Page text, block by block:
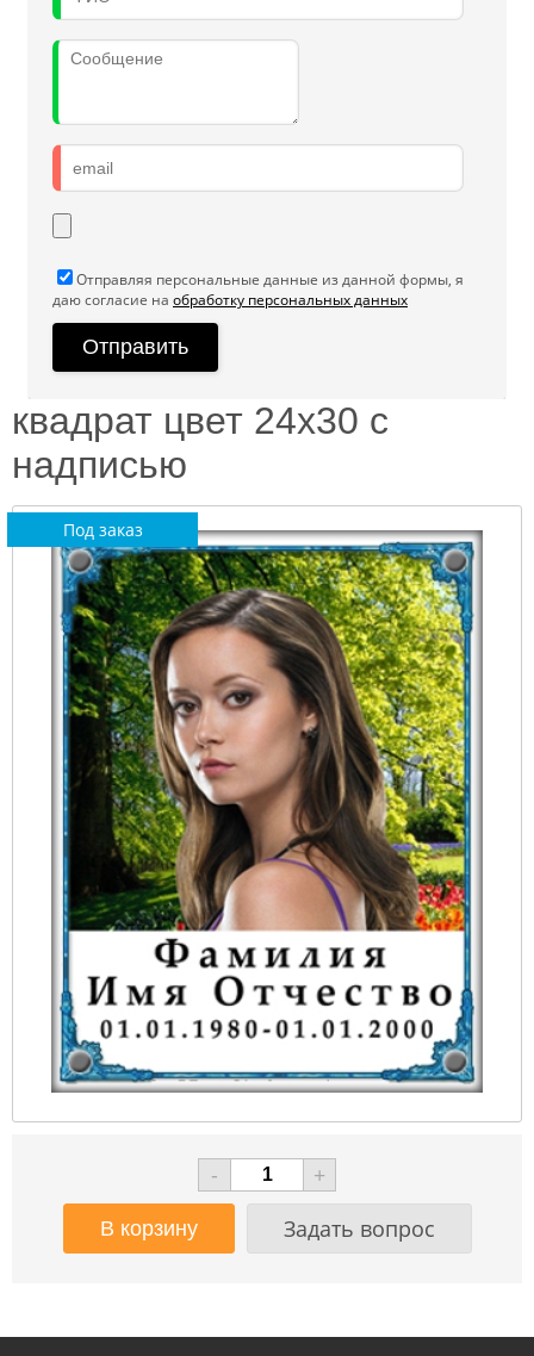
Отправляя персональные данные из данной формы, я
даю согласие на обработку персональных данных
квадрат цвет 24х30 с
надписью
Под заказ
-
+
Задать вопрос